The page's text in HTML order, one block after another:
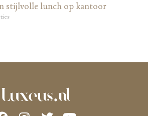
stijlvolle lunch op kantoor